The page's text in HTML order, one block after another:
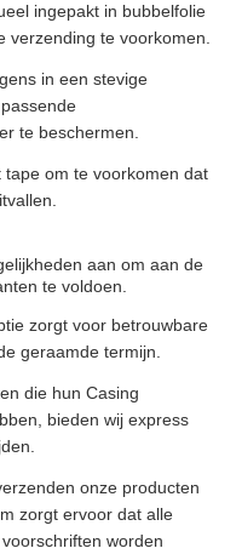
ingepakt in bubbelfolie
verzending te voorkomen.
in een stevige
te beschermen.
om te voorkomen dat
aan om aan de
te voldoen.
zorgt voor betrouwbare
geraamde termijn.
die hun Casing
bieden wij express
onze producten
zorgt ervoor dat alle
worden